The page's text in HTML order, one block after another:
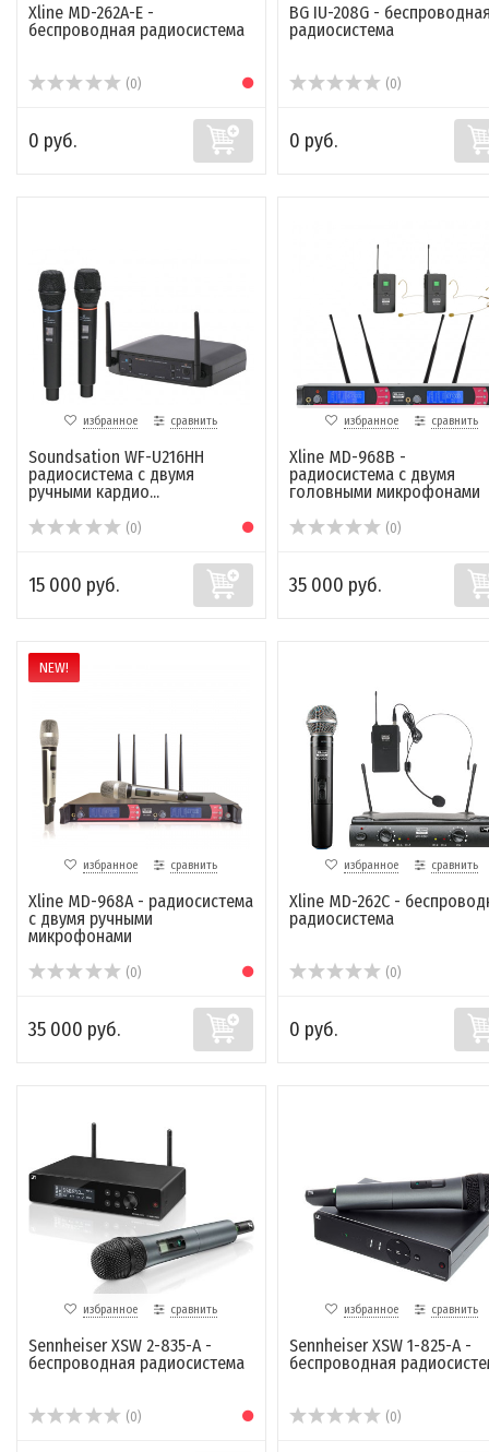
Xline MD-262A-E -
беспроводная радиосистема
(0)
0 руб.
BG IU-208G -
радиосистема
(0)
0 руб.
избранное сравнить
Soundsation WF-U216HH
радиосистема с двумя
ручными кардио...
(0)
15 000 руб.
избранное сравнить
Xline MD-968B -
радиосистема с двумя
головными микрофонами
(0)
35 000 руб.
NEW!
избранное сравнить
Xline MD-968A - радиосистема
с двумя ручными
микрофонами
(0)
35 000 руб.
избранное сравнить
Xline MD-262C -
радиосистема
(0)
0 руб.
избранное сравнить
Sennheiser XSW 2-835-A -
беспроводная радиосистема
(0)
избранное сравнить
Sennheiser XSW 1-825-A -
беспроводная
(0)